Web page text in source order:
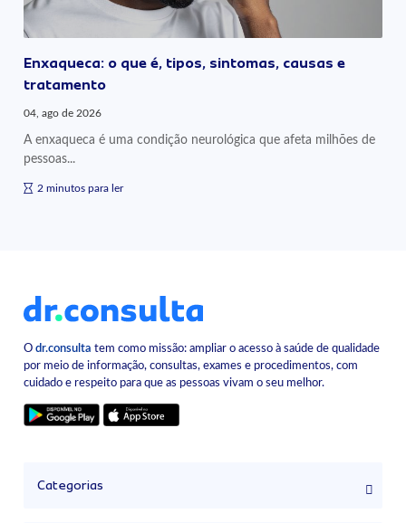
Enxaqueca: o que é, tipos, sintomas, causas e
tratamento
04, ago de 2026
A enxaqueca é uma condição neurológica que afeta milhões de
pessoas...
2 minutos para ler
Odr.consulta tem como missão: ampliar o acesso à saúde de qualidade
por meio de informação, consultas, exames e procedimentos, com
cuidado e respeito para que as pessoas vivam o seu melhor.
Categorias